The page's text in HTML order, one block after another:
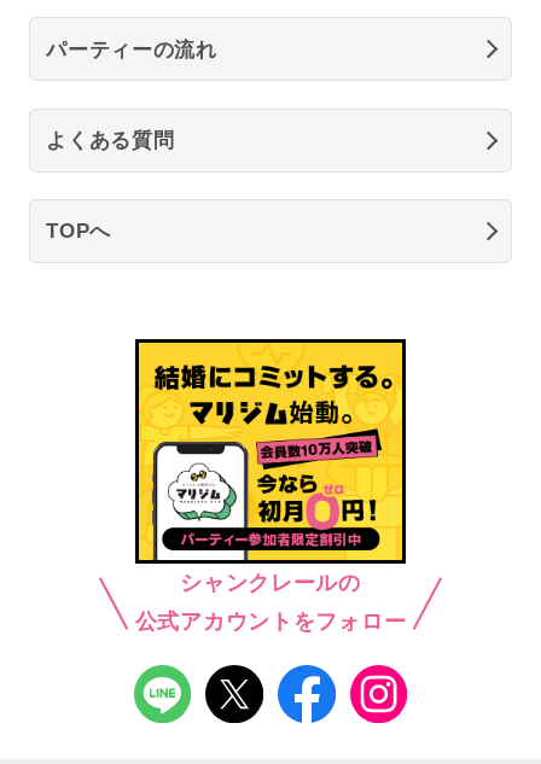
パーティーの流れ
よくある質問
TOPへ
シャンクレールの
公式アカウントをフォロー